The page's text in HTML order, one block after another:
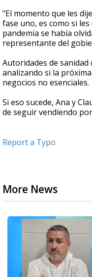
"El momento que les
fase uno, es como si
pandemia se había
representante del
Autoridades de sanidad
analizando si la
negocios no esenciales.
Si eso sucede, Ana y
de seguir vendiendo
Report a Typo
More News